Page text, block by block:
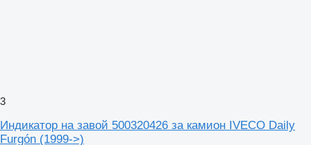
3
Индикатор на завой 500320426 за камион IVECO Daily
Furgón (1999->)